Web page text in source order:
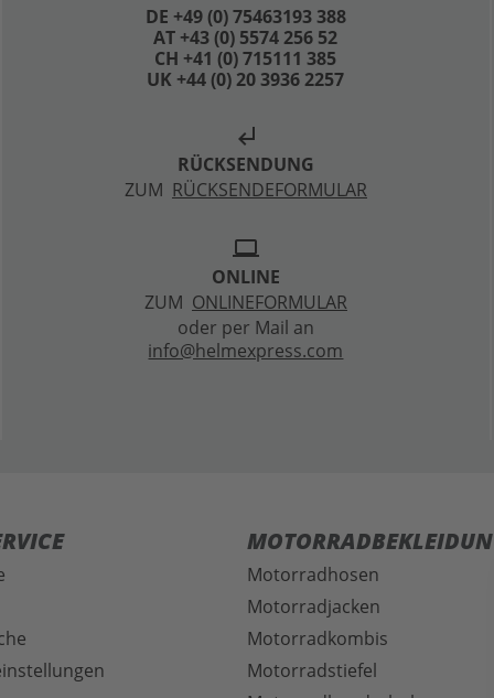
DE +49 (0) 75463193 388
AT +43 (0) 5574 256 52
CH +41 (0) 715111 385
UK +44 (0) 20 3936 2257
subdirectory_arrow_left
RÜCKSENDUNG
ZUM RÜCKSENDEFORMULAR
laptop
ONLINE
ZUM ONLINEFORMULAR
oder per Mail an
info@helmexpress.com
Motorradhosen
Motorradjacken
Motorradkombis
Motorradstiefel